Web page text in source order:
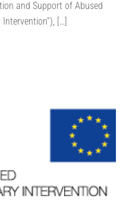
and Support of Abused
[…]